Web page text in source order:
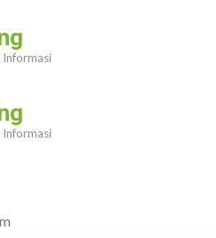
Informasi
Informasi